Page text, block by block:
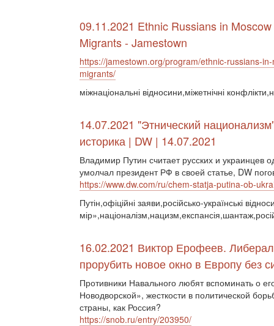
09.11.2021 Ethnic Russians in
Migrants - Jamestown
https://jamestown.org/program/ethnic-russians-
migrants/
міжнаціональні відносини,міжетнічні
14.07.2021 "Этнический
историка | DW | 14.07.2021
Владимир Путин считает русских и
умолчал президент РФ в своей статье, DW
https://www.dw.com/ru/chem-statja-putina-ob-
Путін,офіційні заяви,російсько-українські
16.02.2021 Виктор Ерофеев.
прорубить новое окно в Европу без
Противники Навального любят вспоминать о
Новодворской», жесткости в политической
страны, как Россия?
https://snob.ru/entry/203950/